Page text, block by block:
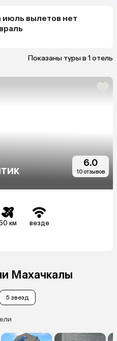
июль вылетов нет
Показаны туры в 1 отель
6.0
10 отзывов
км везде
Махачкалы
5 звезд